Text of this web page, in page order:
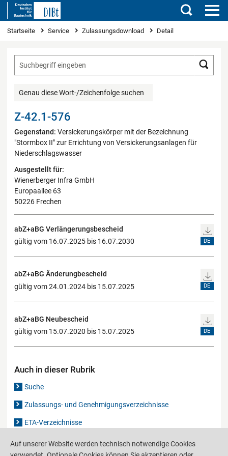
Suchen
Sie sind hier
Startseite Service Zulassungsdownload Detail
Genau diese Wort-/Zeichenfolge suchen
Z-42.1-576
Gegenstand: Versickerungskörper mit der Bezeichnung
"Stormbox II" zur Errichtung von Versickerungsanlagen für
Niederschlagswasser
Ausgestellt für:
Wienerberger Infra GmbH
Europaallee 63
50226 Frechen
abZ+aBG Verlängerungsbescheid
gültig vom 16.07.2025 bis 16.07.2030
DE
abZ+aBG Änderungbescheid
gültig vom 24.01.2024 bis 15.07.2025
DE
abZ+aBG Neubescheid
gültig vom 15.07.2020 bis 15.07.2025
DE
Auch in dieser Rubrik
Suche
Zulassungs- und Genehmigungsverzeichnisse
ETA-Verzeichnisse
Gutachten-Verzeichnis
Auf unserer Website werden technisch notwendige Cookies